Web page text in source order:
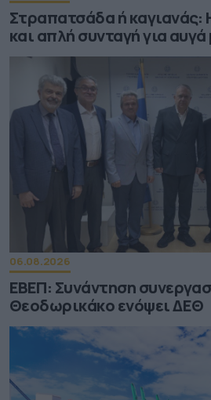
Στραπατσάδα ή καγιανάς:
και απλή συνταγή για
06.08.2026
ΕΒΕΠ: Συνάντηση
Θεοδωρικάκο ενόψει ΔΕΘ